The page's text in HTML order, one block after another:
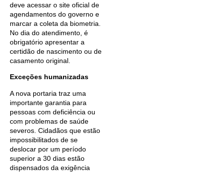
deve acessar o site oficial de
agendamentos do governo e
marcar a coleta da biometria.
No dia do atendimento, é
obrigatório apresentar a
certidão de nascimento ou de
casamento original.
Exceções humanizadas
A nova portaria traz uma
importante garantia para
pessoas com deficiência ou
com problemas de saúde
severos. Cidadãos que estão
impossibilitados de se
deslocar por um período
superior a 30 dias estão
dispensados da exigência